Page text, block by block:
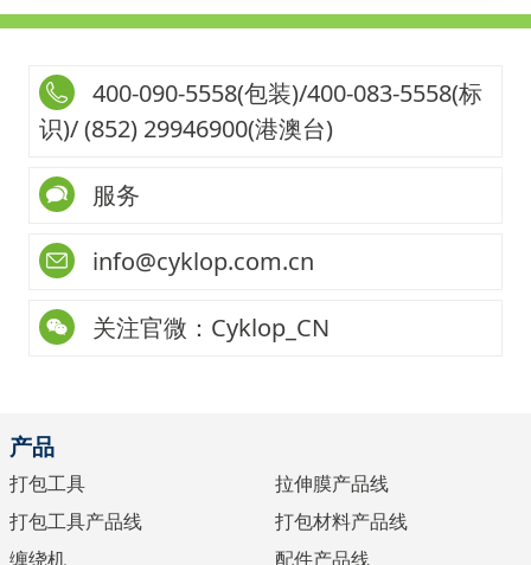
400-090-5558(包装)/400-083-5558(标
识)/ (852) 29946900(港澳台)
服务
info@cyklop.com.cn
关注官微：Cyklop_CN
产品
打包工具
打包工具产品线
缠绕机
拉伸膜产品线
打包材料产品线
配件产品线